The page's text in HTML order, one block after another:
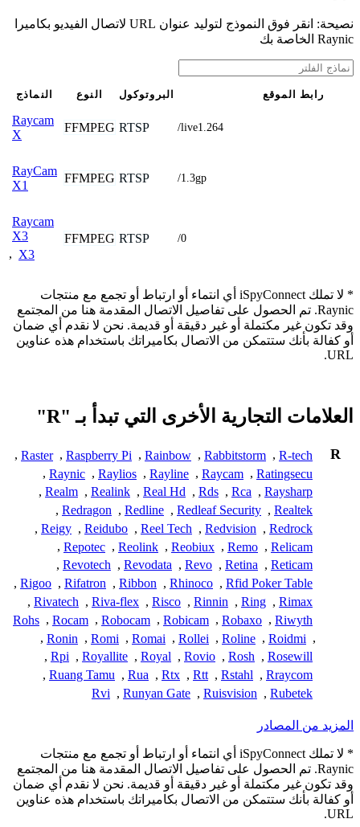
نصيحة: انقر فوق النموذج لتوليد عنوان URL لاتصال الفيديو بكاميرا
Raynic الخاصة بك
النماذج النوع البروتوكول رابط الموقع
Raycam
X
FFMPEG RTSP /live1.264
RayCam
X1
FFMPEG RTSP /1.3gp
Raycam
X3
, X3
FFMPEG RTSP /0
* لا تملك iSpyConnect أي انتماء أو ارتباط أو تجمع مع منتجات
Raynic. تم الحصول على تفاصيل الاتصال المقدمة هنا من المجتمع
وقد تكون غير مكتملة أو غير دقيقة أو قديمة. نحن لا نقدم أي ضمان
أو كفالة بأنك ستتمكن من الاتصال بكاميراتك باستخدام هذه عناوين
URL.
العلامات التجارية الأخرى التي تبدأ بـ "R"
R
R-tech
,
Rabbitstorm
,
Rainbow
,
Raspberry Pi
,
Raster
,
Ratingsecu
,
Raycam
,
Rayline
,
Raylios
,
Raynic
,
Raysharp
,
Rca
,
Rds
,
Real Hd
,
Realink
,
Realm
,
Realtek
,
Redleaf Security
,
Redline
,
Redragon
,
Redrock
,
Redvision
,
Reel Tech
,
Reidubo
,
Reigy
,
Relicam
,
Remo
,
Reobiux
,
Reolink
,
Repotec
,
Reticam
,
Retina
,
Revo
,
Revodata
,
Revotech
,
Rfid Poker Table
,
Rhinoco
,
Ribbon
,
Rifatron
,
Rigoo
,
Rimax
,
Ring
,
Rinnin
,
Risco
,
Riva-flex
,
Rivatech
,
Riwyth
,
Robaxo
,
Robicam
,
Robocam
,
Rocam
,
Rohs
,
Roidmi
,
Roline
,
Rollei
,
Romai
,
Romi
,
Ronin
,
Rosewill
,
Rosh
,
Rovio
,
Royal
,
Royallite
,
Rpi
,
Rraycom
,
Rstahl
,
Rtt
,
Rtx
,
Rua
,
Ruang Tamu
,
Rubetek
,
Ruisvision
,
Runyan Gate
,
Rvi
المزيد من المصادر
* لا تملك iSpyConnect أي انتماء أو ارتباط أو تجمع مع منتجات
Raynic. تم الحصول على تفاصيل الاتصال المقدمة هنا من المجتمع
وقد تكون غير مكتملة أو غير دقيقة أو قديمة. نحن لا نقدم أي ضمان
أو كفالة بأنك ستتمكن من الاتصال بكاميراتك باستخدام هذه عناوين
URL.